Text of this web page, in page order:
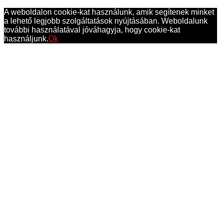
A weboldalon cookie-kat használunk, amik segítenek minket
a lehető legjobb szolgáltatások nyújtásában. Weboldalunk
további használatával jóváhagyja, hogy cookie-kat
használjunk.Ok